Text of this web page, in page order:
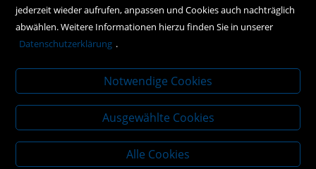
AGBs
Impressum
Datenschutz
jederzeit wieder aufrufen, anpassen und Cookies auch nachträglich
abwählen. Weitere Informationen hierzu finden Sie in unserer
Datenschutzerklärung .
Notwendige Cookies
Ausgewählte Cookies
Alle Cookies